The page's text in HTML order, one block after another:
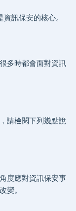
訊保安的核心。
多時都會面對資訊
請檢閱下列幾點說
度應對資訊保安事
變。